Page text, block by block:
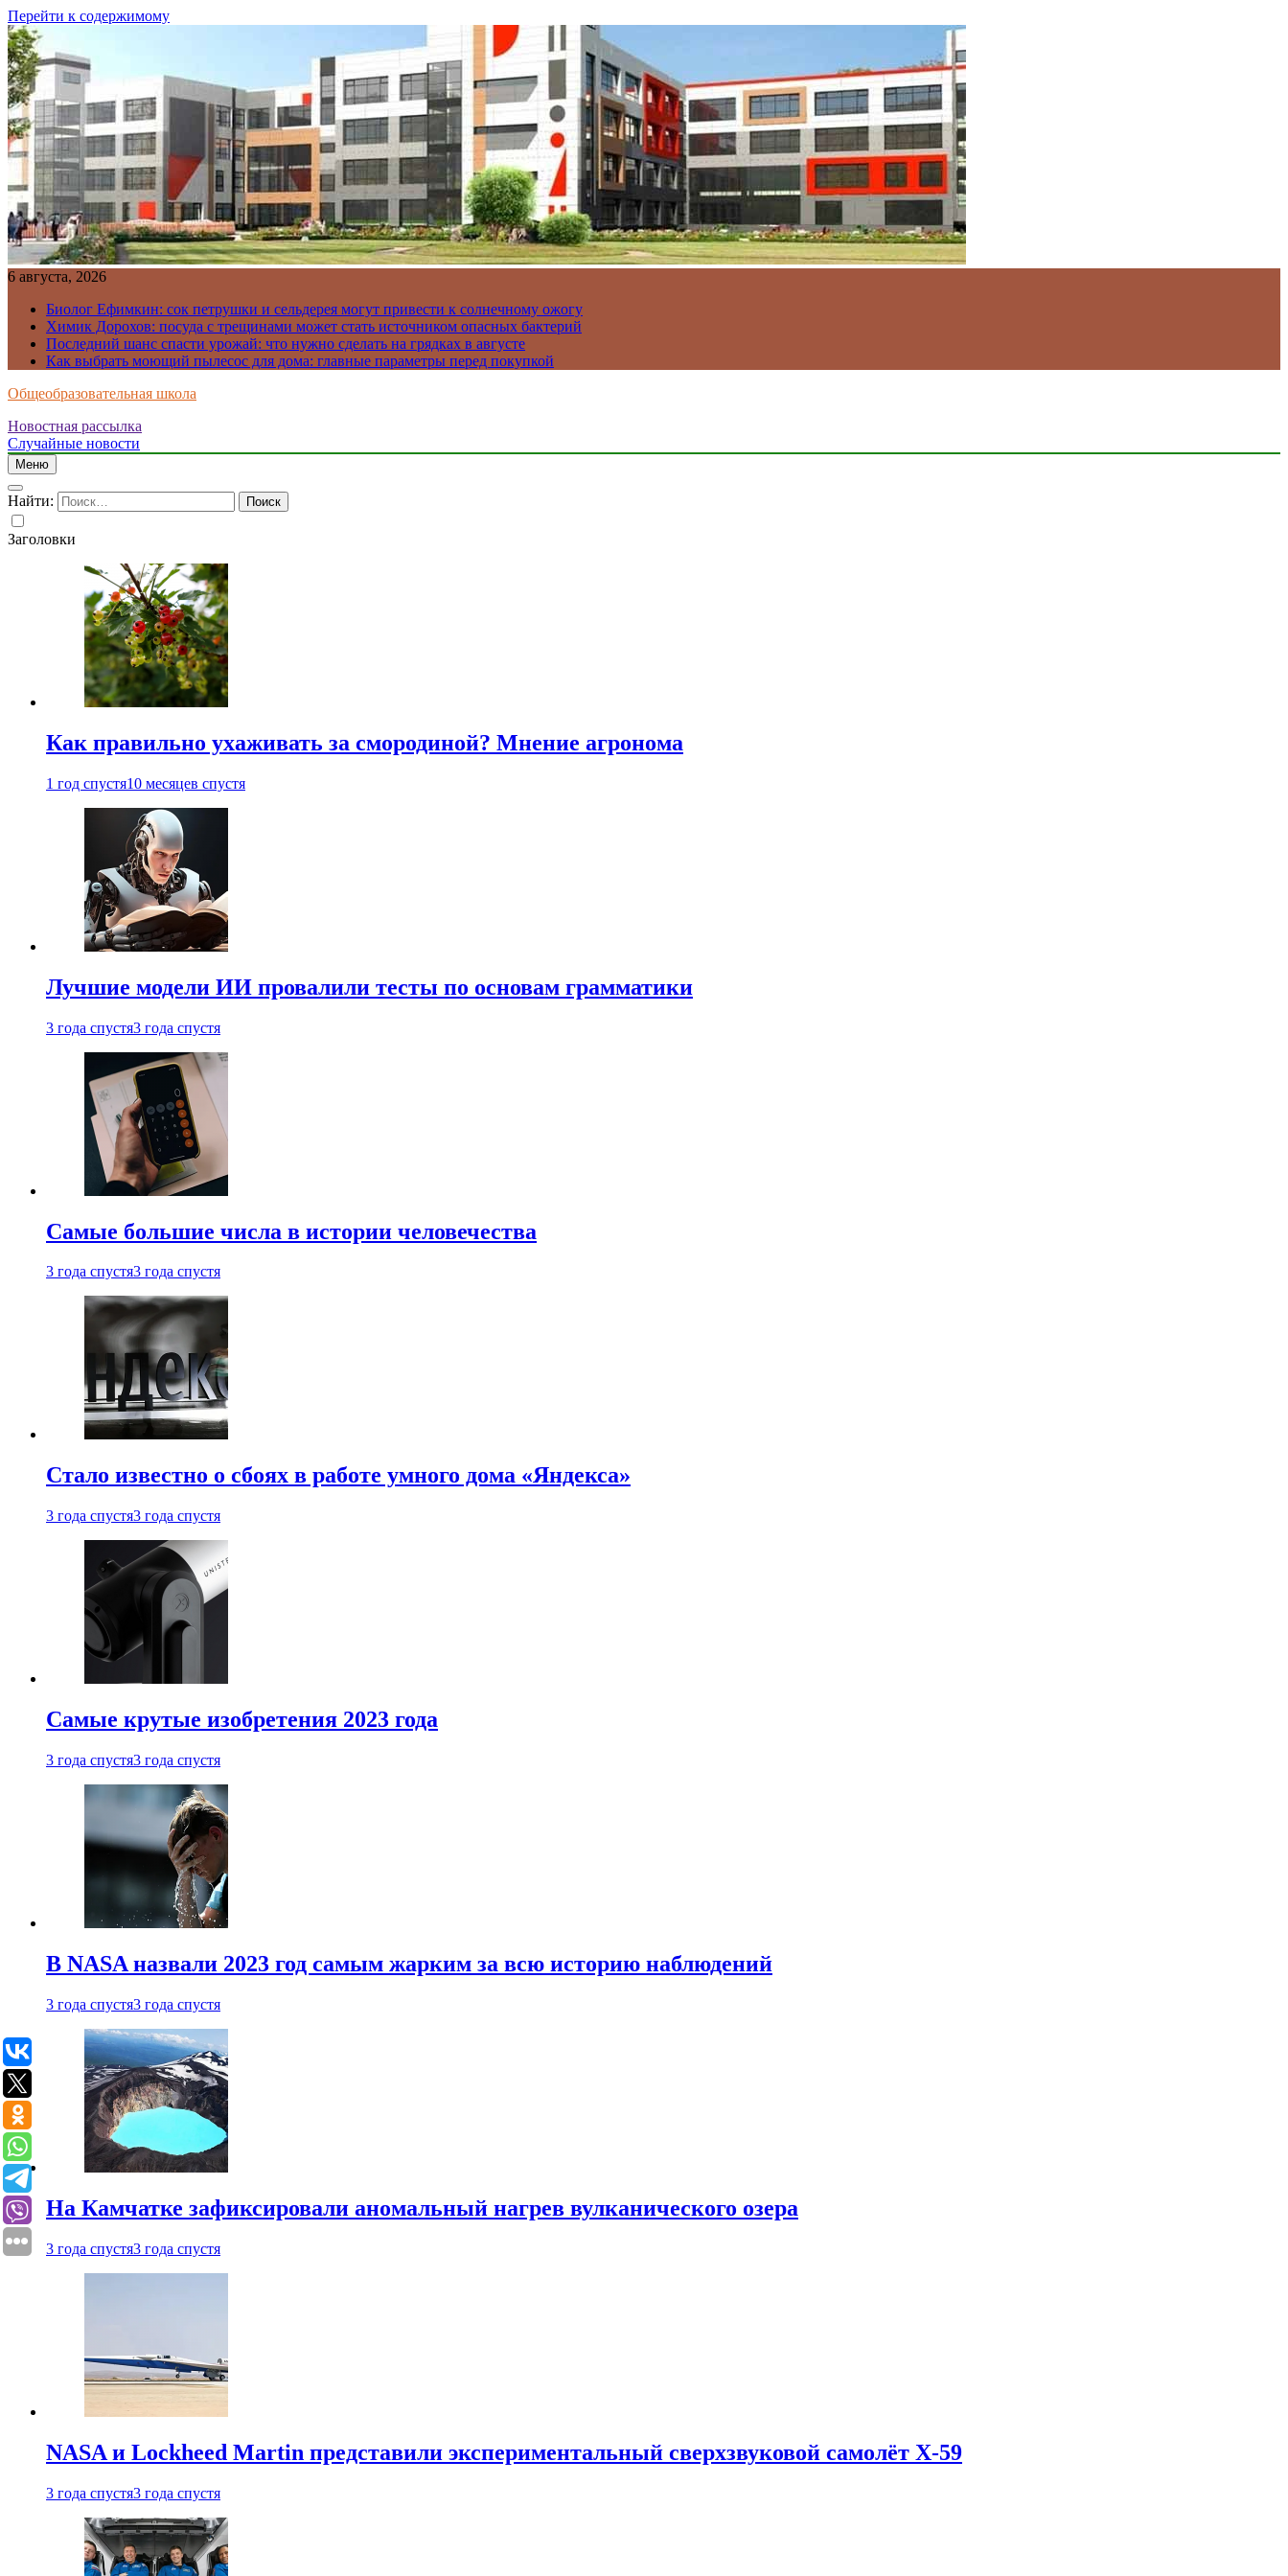
Перейти к содержимому
6 августа, 2026
Биолог Ефимкин: сок петрушки и сельдерея могут привести к солнечному ожогу
Химик Дорохов: посуда с трещинами может стать источником опасных бактерий
Последний шанс спасти урожай: что нужно сделать на грядках в августе
Как выбрать моющий пылесос для дома: главные параметры перед покупкой
Общеобразовательная школа
Новостная рассылка
Случайные новости
Меню
Найти:
Заголовки
Как правильно ухаживать за смородиной? Мнение агронома
1 год спустя10 месяцев спустя
Лучшие модели ИИ провалили тесты по основам грамматики
3 года спустя3 года спустя
Самые большие числа в истории человечества
3 года спустя3 года спустя
Стало известно о сбоях в работе умного дома «Яндекса»
3 года спустя3 года спустя
Самые крутые изобретения 2023 года
3 года спустя3 года спустя
В NASA назвали 2023 год самым жарким за всю историю наблюдений
3 года спустя3 года спустя
На Камчатке зафиксировали аномальный нагрев вулканического озера
3 года спустя3 года спустя
NASA и Lockheed Martin представили экспериментальный сверхзвуковой самолёт X-59
3 года спустя3 года спустя